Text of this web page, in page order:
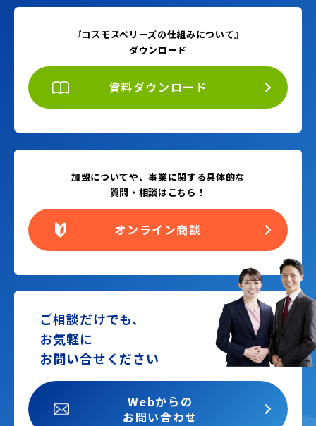
『コスモスベリーズの仕組みについて』
ダウンロード
資料ダウンロード
加盟についてや、事業に関する具体的な
質問・相談はこちら！
オンライン商談
ご相談だけでも、
お気軽に
お問い合せください
Webからの
お問い合わせ